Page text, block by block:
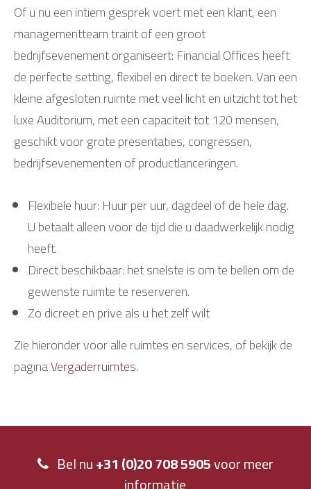
Of u nu een intiem gesprek voert met een klant, een
managementteam traint of een groot
bedrijfsevenement organiseert: Financial Offices heeft
de perfecte setting, flexibel en direct te boeken. Van een
kleine afgesloten ruimte met veel licht en uitzicht tot het
luxe Auditorium, met een capaciteit tot 120 mensen,
geschikt voor grote presentaties, congressen,
bedrijfsevenementen of productlanceringen.
Flexibele huur: Huur per uur, dagdeel of de hele dag.
U betaalt alleen voor de tijd die u daadwerkelijk nodig
heeft.
Direct beschikbaar: het snelste is om te bellen om de
gewenste ruimte te reserveren.
Zo dicreet en prive als u het zelf wilt
Zie hieronder voor alle ruimtes en services, of bekijk de
paginaVergaderruimtes.
Bel nu+31 (0)20 708 5905voor meer